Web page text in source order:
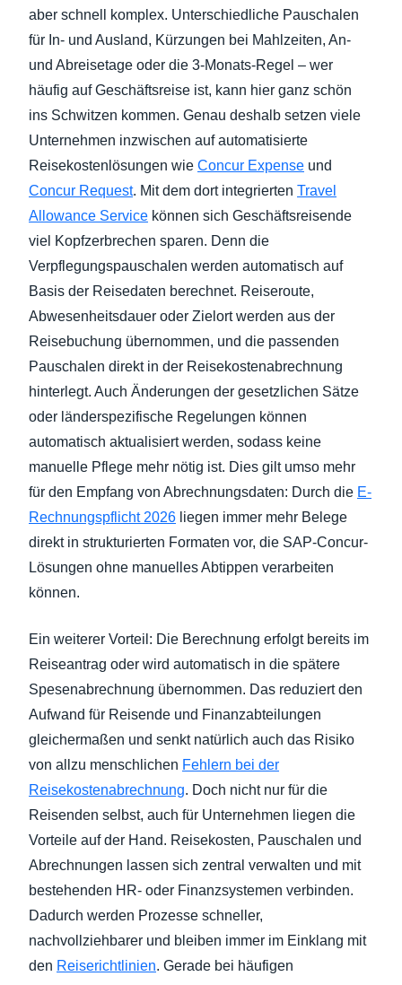
aber schnell komplex. Unterschiedliche Pauschalen
für In- und Ausland, Kürzungen bei Mahlzeiten, An-
und Abreisetage oder die 3-Monats-Regel – wer
häufig auf Geschäftsreise ist, kann hier ganz schön
ins Schwitzen kommen. Genau deshalb setzen viele
Unternehmen inzwischen auf automatisierte
Reisekostenlösungen wie Concur Expense und
Concur Request. Mit dem dort integrierten Travel
Allowance Service können sich Geschäftsreisende
viel Kopfzerbrechen sparen. Denn die
Verpflegungspauschalen werden automatisch auf
Basis der Reisedaten berechnet. Reiseroute,
Abwesenheitsdauer oder Zielort werden aus der
Reisebuchung übernommen, und die passenden
Pauschalen direkt in der Reisekostenabrechnung
hinterlegt. Auch Änderungen der gesetzlichen Sätze
oder länderspezifische Regelungen können
automatisch aktualisiert werden, sodass keine
manuelle Pflege mehr nötig ist. Dies gilt umso mehr
für den Empfang von Abrechnungsdaten: Durch die E-
Rechnungspflicht 2026 liegen immer mehr Belege
direkt in strukturierten Formaten vor, die SAP-Concur-
Lösungen ohne manuelles Abtippen verarbeiten
können.
Ein weiterer Vorteil: Die Berechnung erfolgt bereits im
Reiseantrag oder wird automatisch in die spätere
Spesenabrechnung übernommen. Das reduziert den
Aufwand für Reisende und Finanzabteilungen
gleichermaßen und senkt natürlich auch das Risiko
von allzu menschlichen Fehlern bei der
Reisekostenabrechnung. Doch nicht nur für die
Reisenden selbst, auch für Unternehmen liegen die
Vorteile auf der Hand. Reisekosten, Pauschalen und
Abrechnungen lassen sich zentral verwalten und mit
bestehenden HR- oder Finanzsystemen verbinden.
Dadurch werden Prozesse schneller,
nachvollziehbarer und bleiben immer im Einklang mit
den Reiserichtlinien. Gerade bei häufigen